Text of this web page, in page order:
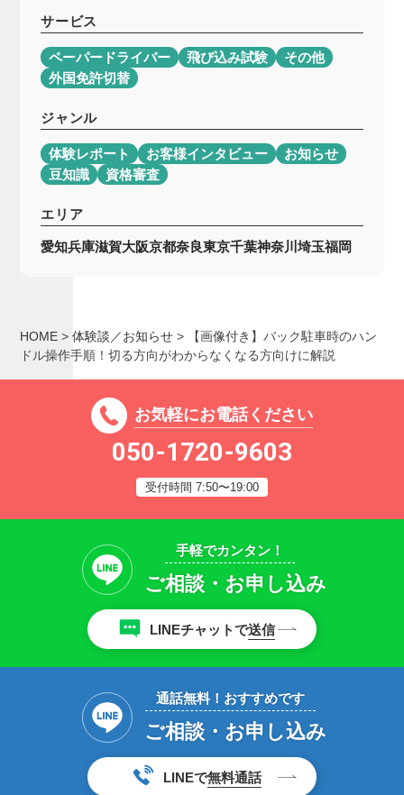
サービス
ペーパードライバー 飛び込み試験
その他
外国免許切替
ジャンル
体験レポート お客様インタビュー
お知らせ
豆知識
資格審査
エリア
愛知兵庫滋賀大阪京都奈良東京千葉神奈川埼玉福岡
HOME >体験談／お知らせ >
【画像付き】バック駐車時のハン
ドル操作手順！切る方向がわからなくなる方向けに解説
お気軽にお電話ください
050-1720-9603
受付時間 7:50〜19:00
手軽でカンタン！
ご相談・お申し込み
LINEチャットで送信
通話無料！おすすめです
ご相談・お申し込み
LINEで無料通話